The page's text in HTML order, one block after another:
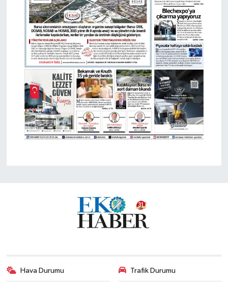
Hava Durumu Trafik Durumu